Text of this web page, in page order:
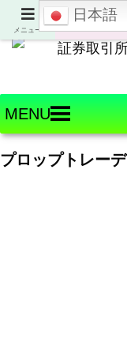
MENU
プロップトレー
メニュー
日本語